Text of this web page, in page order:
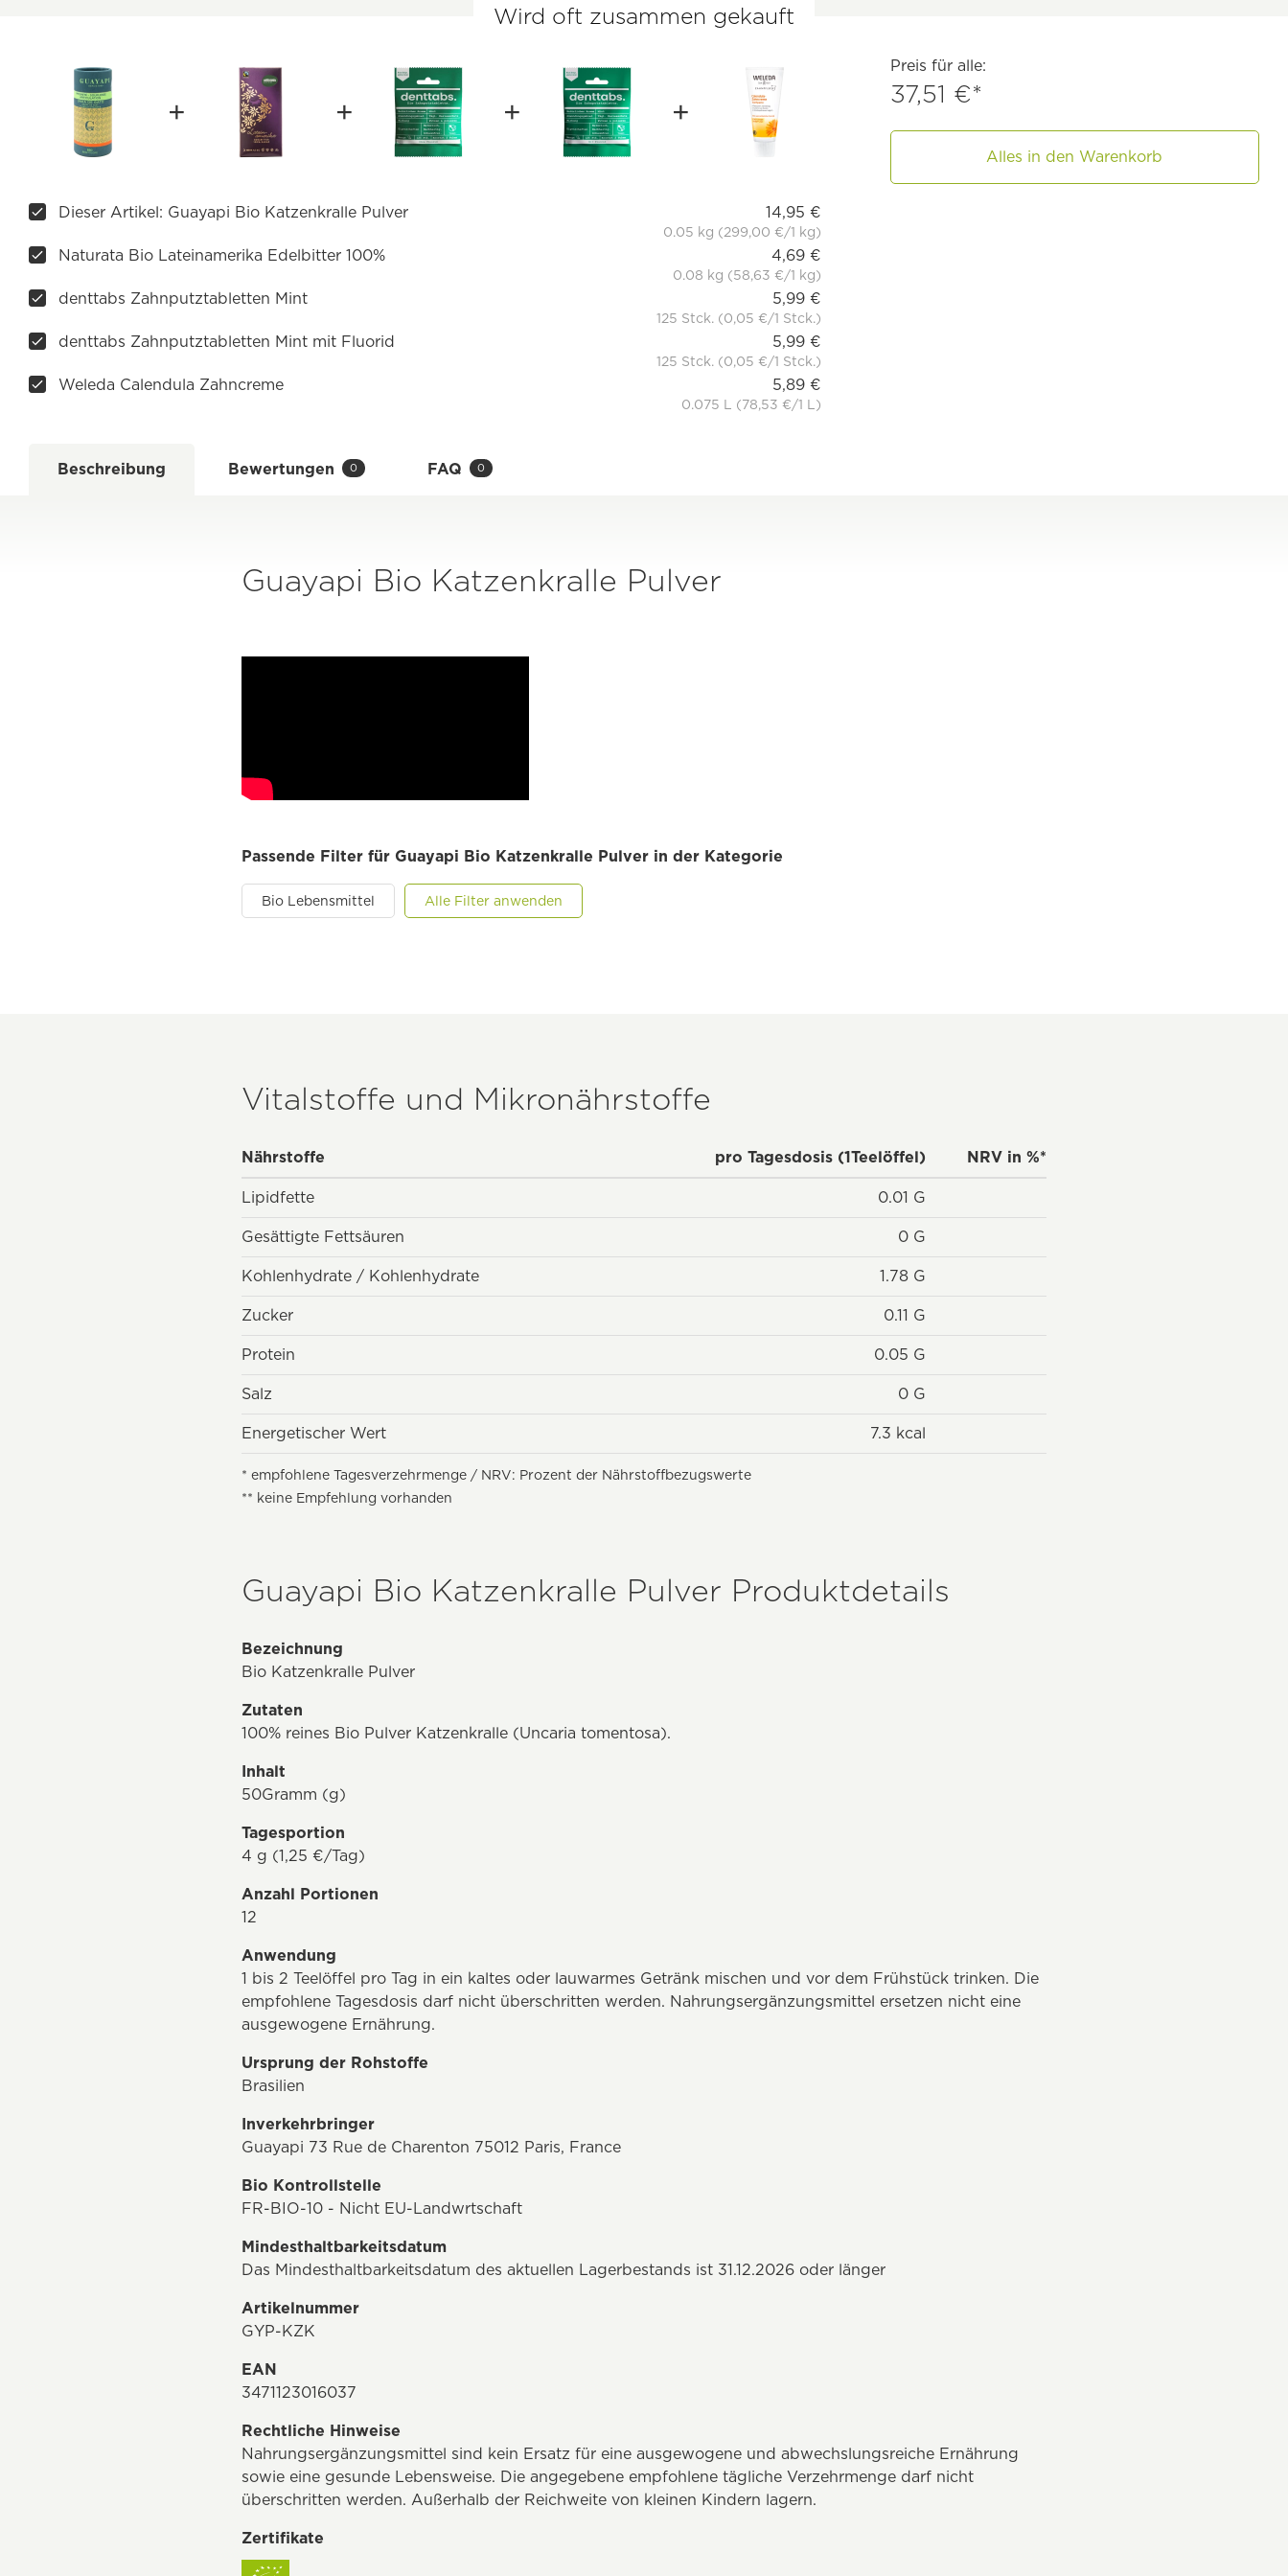
Wird oft zusammen gekauft
Preis für alle:
37,51 €*
Alles in den Warenkorb
Dieser Artikel: Guayapi Bio Katzenkralle Pulver 14,95 €
0.05 kg (299,00 €/1 kg)
Naturata Bio Lateinamerika Edelbitter 100% 4,69 €
0.08 kg (58,63 €/1 kg)
denttabs Zahnputztabletten Mint 5,99 €
125 Stck. (0,05 €/1 Stck.)
denttabs Zahnputztabletten Mint mit Fluorid 5,99 €
125 Stck. (0,05 €/1 Stck.)
Weleda Calendula Zahncreme 5,89 €
0.075 L (78,53 €/1 L)
Beschreibung Bewertungen 0 FAQ 0
Guayapi Bio Katzenkralle Pulver
Passende Filter für Guayapi Bio Katzenkralle Pulver in der Kategorie
Bio Lebensmittel Alle Filter anwenden
Vitalstoffe und Mikronährstoffe
Nährstoffe pro Tagesdosis (1Teelöffel) NRV in %*
Lipidfette 0.01 G
Gesättigte Fettsäuren 0 G
Kohlenhydrate / Kohlenhydrate 1.78 G
Zucker 0.11 G
Protein 0.05 G
Salz 0 G
Energetischer Wert 7.3 kcal
* empfohlene Tagesverzehrmenge / NRV: Prozent der Nährstoffbezugswerte
** keine Empfehlung vorhanden
Guayapi Bio Katzenkralle Pulver Produktdetails
Bezeichnung
Bio Katzenkralle Pulver
Zutaten
100% reines Bio Pulver Katzenkralle (Uncaria tomentosa).
Inhalt
50Gramm (g)
Tagesportion
4 g (1,25 €/Tag)
Anzahl Portionen
12
Anwendung
1 bis 2 Teelöffel pro Tag in ein kaltes oder lauwarmes Getränk mischen und vor dem Frühstück trinken. Die
empfohlene Tagesdosis darf nicht überschritten werden. Nahrungsergänzungsmittel ersetzen nicht eine
ausgewogene Ernährung.
Ursprung der Rohstoffe
Brasilien
Inverkehrbringer
Guayapi 73 Rue de Charenton 75012 Paris, France
Bio Kontrollstelle
FR-BIO-10 - Nicht EU-Landwrtschaft
Mindesthaltbarkeitsdatum
Das Mindesthaltbarkeitsdatum des aktuellen Lagerbestands ist 31.12.2026 oder länger
Artikelnummer
GYP-KZK
EAN
3471123016037
Rechtliche Hinweise
Nahrungsergänzungsmittel sind kein Ersatz für eine ausgewogene und abwechslungsreiche Ernährung
sowie eine gesunde Lebensweise. Die angegebene empfohlene tägliche Verzehrmenge darf nicht
überschritten werden. Außerhalb der Reichweite von kleinen Kindern lagern.
Zertifikate